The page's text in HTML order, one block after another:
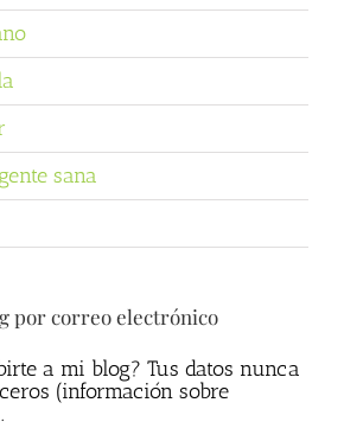
sana
por correo electrónico
a mi blog? Tus datos nunca
(información sobre